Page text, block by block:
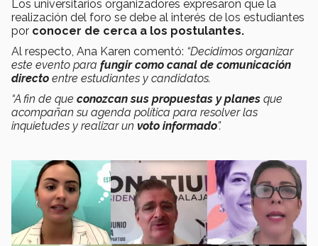
Los universitarios organizadores expresaron que la
realización del foro se debe al interés de los estudiantes
por conocer de cerca a los postulantes.
Al respecto, Ana Karen comentó: “Decidimos organizar
este evento para fungir como canal de comunicación
directo entre estudiantes y candidatos.
“A fin de que conozcan sus propuestas y planes que
acompañan su agenda política para resolver las
inquietudes y realizar un voto informado”.